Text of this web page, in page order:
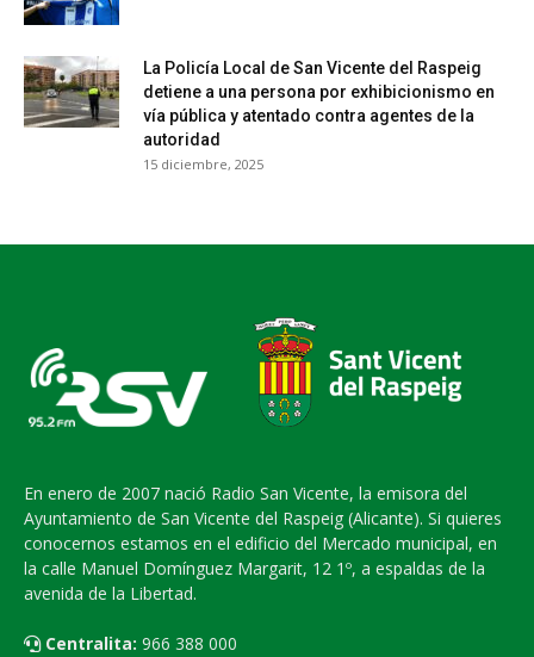
La Policía Local de San Vicente del Raspeig
detiene a una persona por exhibicionismo en
vía pública y atentado contra agentes de la
autoridad
15 diciembre, 2025
En enero de 2007 nació Radio San Vicente, la emisora del
Ayuntamiento de San Vicente del Raspeig (Alicante). Si quieres
conocernos estamos en el edificio del Mercado municipal, en
la calle Manuel Domínguez Margarit, 12 1º, a espaldas de la
avenida de la Libertad.
Centralita: 966 388 000